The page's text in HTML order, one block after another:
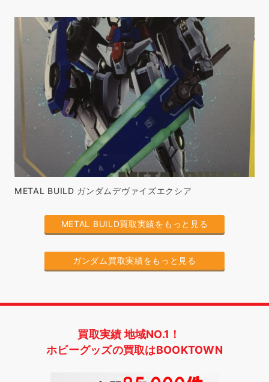
METAL BUILD ガンダムデヴァイズエクシア
METAL BUILD買取実績をもっと見る
ガンダム買取実績をもっと見る
買取実績 地域NO.1！
ホビーグッズの買取はBOOKTOWN